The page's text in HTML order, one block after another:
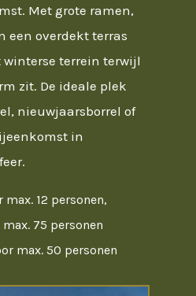
Met grote ramen,
een overdekt terras
terrein terwijl
zit. De ideale plek
nieuwjaarsborrel of
in
max. 12 personen,
75 personen
max. 50 personen